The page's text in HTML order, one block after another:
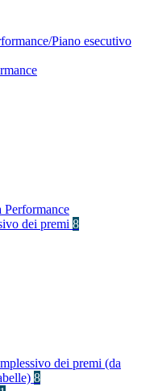
Piano esecutivo
Performance
dei premi 8
dei premi (da
8